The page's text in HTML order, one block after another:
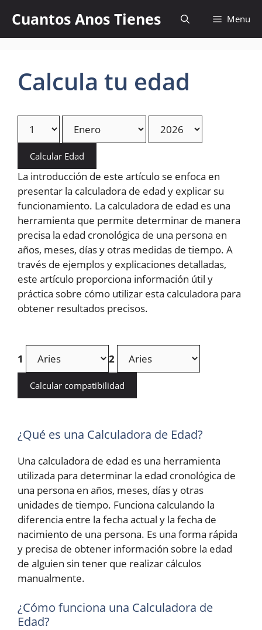
content
Cuantos Anos Tienes Menu
Calcula tu edad
Calcular Edad
La introducción de este artículo se enfoca en
presentar la calculadora de edad y explicar su
funcionamiento. La calculadora de edad es una
herramienta que permite determinar de manera
precisa la edad cronológica de una persona en
años, meses, días y otras medidas de tiempo. A
través de ejemplos y explicaciones detalladas,
este artículo proporciona información útil y
práctica sobre cómo utilizar esta calculadora para
obtener resultados precisos.
1 2
Calcular compatibilidad
¿Qué es una Calculadora de Edad?
Una calculadora de edad es una herramienta
utilizada para determinar la edad cronológica de
una persona en años, meses, días y otras
unidades de tiempo. Funciona calculando la
diferencia entre la fecha actual y la fecha de
nacimiento de una persona. Es una forma rápida
y precisa de obtener información sobre la edad
de alguien sin tener que realizar cálculos
manualmente.
¿Cómo funciona una Calculadora de
Edad?